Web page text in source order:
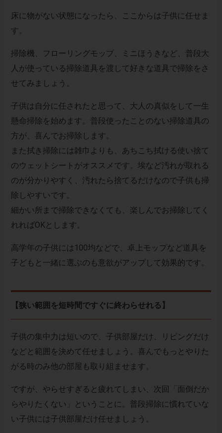
床に物がない状態になったら、ここからは子供に任せま
す。
掃除機、フローリングモップ、ミニほうきなど、普段大
人が使っている掃除道具を渡して好きな道具で掃除をさ
せてみましょう。
子供は自分に任されたと思って、大人の真似をして一生
懸命掃除を始めます。普段使ったことのない掃除道具の
方が、喜んでお掃除します。
また拭き掃除には雑巾よりも、あちこち拭ける使い捨て
のウェットシートがオススメです。埃など汚れが取れる
のが分かりやすく、汚れたら捨てるだけなので子供も掃
除しやすいです。
細かい所まで掃除できなくても、楽しんでお掃除してく
れればOKとします。
高学年の子供には100均などで、卓上モップなど道具を
子どもと一緒に選ぶのも意欲がアップして効果的です。
【狭い範囲を短時間ですぐに終わらせれる】
子供の集中力は短いので、子供部屋だけ、リビングだけ
などと範囲を決めて任せましょう。喜んでもっとやりた
がる時のみ他の部屋も取り組ませます。
ですが、やらせすぎると疲れてしまい、次回「面倒だか
らやりたくない」ということに。普段掃除に慣れていな
い子供には子供部屋だけ任せましょう。